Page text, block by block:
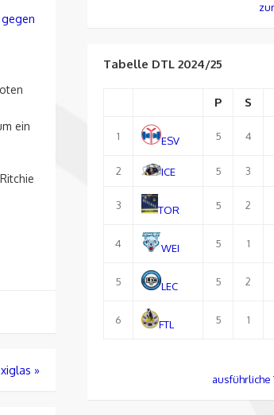
ein
»
Tabelle DTL 2024/25
P S
1 ESV 5 4
2 ICE 5 3
3 TOR 5 2
4 WEI 5 1
5 LEC 5 2
6 FTL 5 1
ausführliche